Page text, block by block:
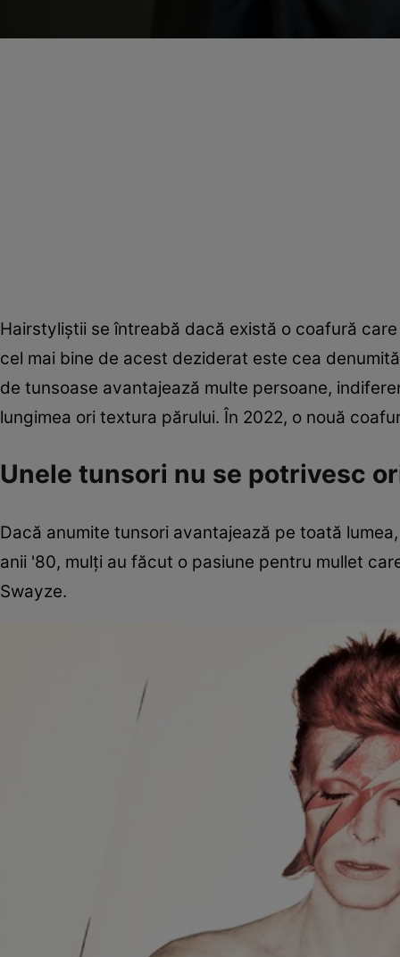
Hairstyliştii se întreabă dacă există o coafură
cel mai bine de acest deziderat este cea
de tunsoase avantajează multe persoane,
lungimea ori textura părului. În 2022, o nouă
Unele tunsori nu se potrivesc
Dacă anumite tunsori avantajează pe toată
anii '80, mulţi au făcut o pasiune pentru mullet
Swayze.